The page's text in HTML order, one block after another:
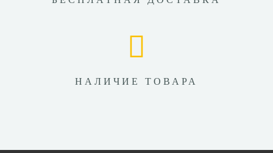
НАЛИЧИЕ ТОВАРА